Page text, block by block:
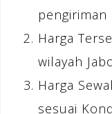
pengiriman
Harga
wilayah
Harga
sesuai